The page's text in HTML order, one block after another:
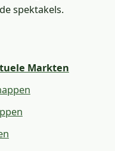
spektakels.
Markten